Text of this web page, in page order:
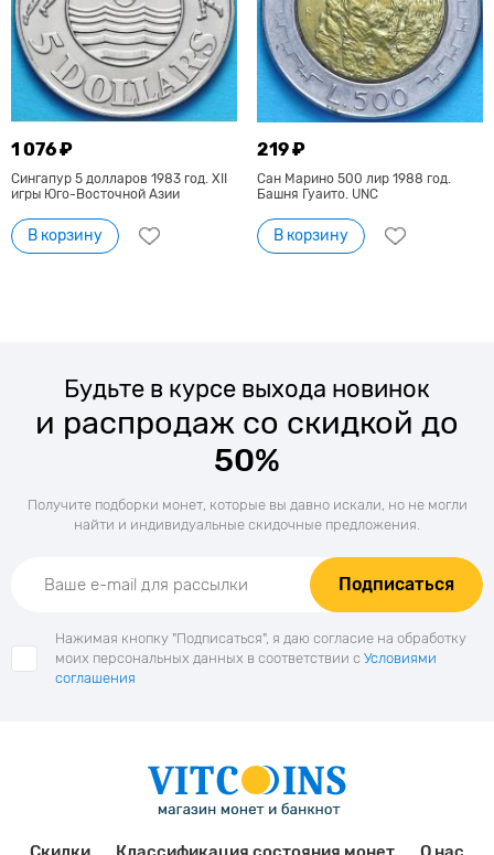
1 076 ₽
Сингапур 5 долларов 1983 год. XII
игры Юго-Восточной Азии
В корзину
219 ₽
Сан Марино 500 лир 1988 год.
Башня Гуаито. UNC
В корзину
Будьте в курсе выхода новинок
и распродаж со скидкой до
50%
Получите подборки монет, которые вы давно искали, но не могли
найти и индивидуальные скидочные предложения.
Подписаться
Нажимая кнопку "Подписаться", я даю согласие на обработку
моих персональных данных в соответствии с Условиями
соглашения